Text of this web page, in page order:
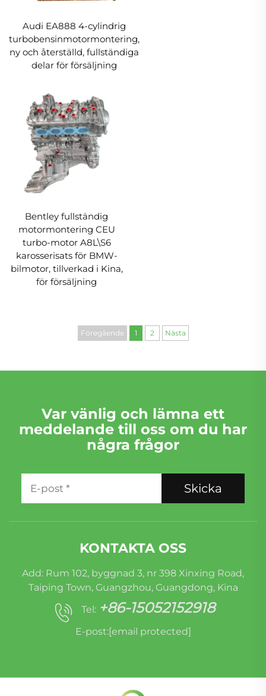
Audi EA888 4-cylindrig
turbobensinmotormontering,
ny och återställd, fullständiga
delar för försäljning
Bentley fullständig
motormontering CEU
turbo-motor A8L\S6
karosserisats för BMW-
bilmotor, tillverkad i Kina,
för försäljning
Föregående 1 2 Nästa
Var vänlig och lämna ett
meddelande till oss om du har
några frågor
Skicka
KONTAKTA OSS
Add: Rum 102, byggnad 3, nr 398 Xinxing Road,
Taiping Town, Guangzhou, Guangdong, Kina
Tel: +86-15052152918
E-post:[email protected]